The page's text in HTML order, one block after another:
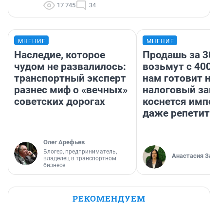
17 745 34
МНЕНИЕ
Наследие, которое
чудом не развалилось:
транспортный эксперт
разнес миф о «вечных»
советских дорогах
Олег Арефьев
Блогер, предприниматель,
владелец в транспортном
бизнесе
МНЕНИЕ
Продашь за
возьмут с
нам готовит
налоговый
коснется
даже
Анастасия
РЕКОМЕНДУЕМ